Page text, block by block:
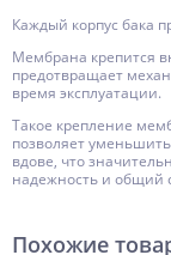
Каждый корпус бака
Мембрана крепится
предотвращает
время эксплуатации.
Такое крепление
позволяет
вдове, что
надежность и общий
Похожие